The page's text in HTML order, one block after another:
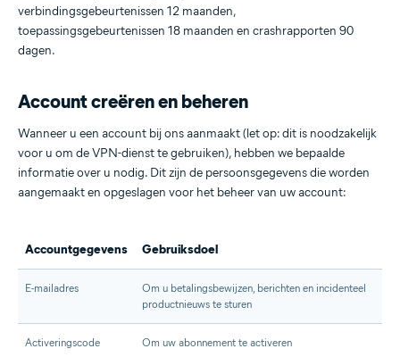
verbindingsgebeurtenissen 12 maanden,
toepassingsgebeurtenissen 18 maanden en crashrapporten 90
dagen.
Account creëren en beheren
Wanneer u een account bij ons aanmaakt (let op: dit is noodzakelijk
voor u om de VPN-dienst te gebruiken), hebben we bepaalde
informatie over u nodig. Dit zijn de persoonsgegevens die worden
aangemaakt en opgeslagen voor het beheer van uw account:
Accountgegevens Gebruiksdoel
E-mailadres
Om u betalingsbewijzen, berichten en incidenteel
productnieuws te sturen
Activeringscode Om uw abonnement te activeren